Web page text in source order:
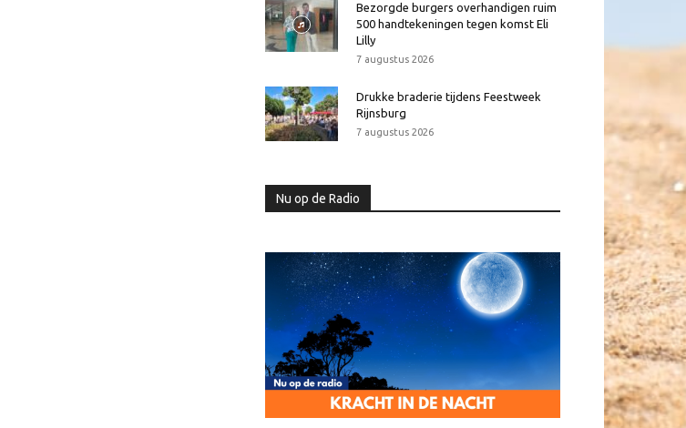
Bezorgde burgers overhandigen ruim
500 handtekeningen tegen komst Eli
Lilly
7 augustus 2026
Drukke braderie tijdens Feestweek
Rijnsburg
7 augustus 2026
Nu op de Radio